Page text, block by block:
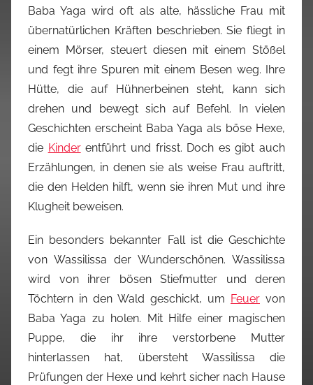
Baba Yaga wird oft als alte, hässliche Frau mit
übernatürlichen Kräften beschrieben. Sie fliegt in
einem Mörser, steuert diesen mit einem Stößel
und fegt ihre Spuren mit einem Besen weg. Ihre
Hütte, die auf Hühnerbeinen steht, kann sich
drehen und bewegt sich auf Befehl. In vielen
Geschichten erscheint Baba Yaga als böse Hexe,
die Kinderentführt und frisst. Doch es gibt auch
Erzählungen, in denen sie als weise Frau auftritt,
die den Helden hilft, wenn sie ihren Mut und ihre
Klugheit beweisen.
Ein besonders bekannter Fall ist die Geschichte
von Wassilissa der Wunderschönen. Wassilissa
wird von ihrer bösen Stiefmutter und deren
Töchtern in den Wald geschickt, um Feuer von
Baba Yaga zu holen. Mit Hilfe einer magischen
Puppe, die ihr ihre verstorbene Mutter
hinterlassen hat, übersteht Wassilissa die
Prüfungen der Hexe und kehrt sicher nach Hause